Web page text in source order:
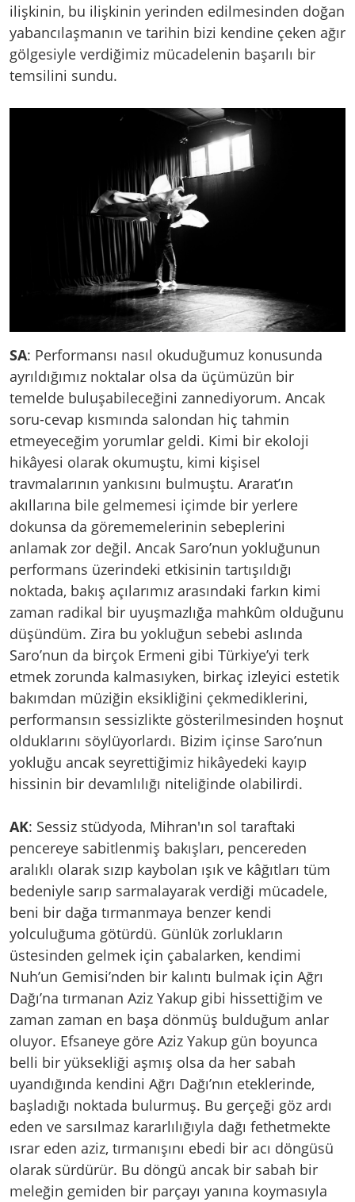
ilişkinin, bu ilişkinin yerinden edilmesinden doğan
yabancılaşmanın ve tarihin bizi kendine çeken ağır
gölgesiyle verdiğimiz mücadelenin başarılı bir
temsilini sundu.
SA: Performansı nasıl okuduğumuz konusunda
ayrıldığımız noktalar olsa da üçümüzün bir
temelde buluşabileceğini zannediyorum. Ancak
soru-cevap kısmında salondan hiç tahmin
etmeyeceğim yorumlar geldi. Kimi bir ekoloji
hikâyesi olarak okumuştu, kimi kişisel
travmalarının yankısını bulmuştu. Ararat’ın
akıllarına bile gelmemesi içimde bir yerlere
dokunsa da görememelerinin sebeplerini
anlamak zor değil. Ancak Saro’nun yokluğunun
performans üzerindeki etkisinin tartışıldığı
noktada, bakış açılarımız arasındaki farkın kimi
zaman radikal bir uyuşmazlığa mahkûm olduğunu
düşündüm. Zira bu yokluğun sebebi aslında
Saro’nun da birçok Ermeni gibi Türkiye’yi terk
etmek zorunda kalmasıyken, birkaç izleyici estetik
bakımdan müziğin eksikliğini çekmediklerini,
performansın sessizlikte gösterilmesinden hoşnut
olduklarını söylüyorlardı. Bizim içinse Saro’nun
yokluğu ancak seyrettiğimiz hikâyedeki kayıp
hissinin bir devamlılığı niteliğinde olabilirdi.
AK: Sessiz stüdyoda, Mihran'ın sol taraftaki
pencereye sabitlenmiş bakışları, pencereden
aralıklı olarak sızıp kaybolan ışık ve kâğıtları tüm
bedeniyle sarıp sarmalayarak verdiği mücadele,
beni bir dağa tırmanmaya benzer kendi
yolculuğuma götürdü. Günlük zorlukların
üstesinden gelmek için çabalarken, kendimi
Nuh’un Gemisi’nden bir kalıntı bulmak için Ağrı
Dağı’na tırmanan Aziz Yakup gibi hissettiğim ve
zaman zaman en başa dönmüş bulduğum anlar
oluyor. Efsaneye göre Aziz Yakup gün boyunca
belli bir yüksekliği aşmış olsa da her sabah
uyandığında kendini Ağrı Dağı’nın eteklerinde,
başladığı noktada bulurmuş. Bu gerçeği göz ardı
eden ve sarsılmaz kararlılığıyla dağı fethetmekte
ısrar eden aziz, tırmanışını ebedi bir acı döngüsü
olarak sürdürür. Bu döngü ancak bir sabah bir
meleğin gemiden bir parçayı yanına koymasıyla